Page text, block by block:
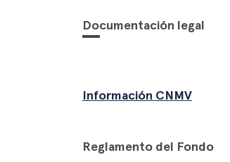
Documentación legal
Información CNMV
Reglamento del Fondo